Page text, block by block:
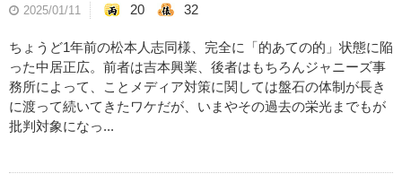
2025/01/11 20 32
ちょうど1年前の松本人志同様、完全に「的あての的」状態に陥
った中居正広。前者は吉本興業、後者はもちろんジャニーズ事
務所によって、ことメディア対策に関しては盤石の体制が長き
に渡って続いてきたワケだが、いまやその過去の栄光までもが
批判対象になっ...